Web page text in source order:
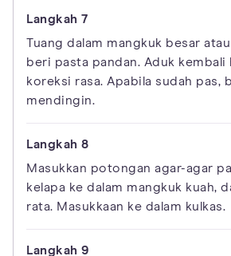
Tuang dalam mangkuk besar
beri pasta pandan. Aduk kembali
koreksi rasa. Apabila sudah pas,
mendingin.
Masukkan potongan agar-agar
kelapa ke dalam mangkuk kuah,
rata. Masukkaan ke dalam kulkas.